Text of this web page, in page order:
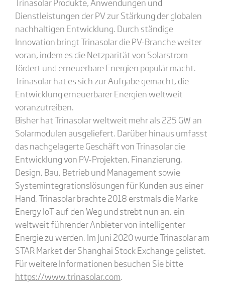
Dienstleistungen der PV zur Stärkung der globalen
nachhaltigen Entwicklung. Durch ständige
Innovation bringt Trinasolar die PV-Branche weiter
voran, indem es die Netzparität von Solarstrom
fördert und erneuerbare Energien populär macht.
Trinasolar hat es sich zur Aufgabe gemacht, die
Entwicklung erneuerbarer Energien weltweit
voranzutreiben.
Bisher hat Trinasolar weltweit mehr als 225 GW an
Solarmodulen ausgeliefert. Darüber hinaus umfasst
das nachgelagerte Geschäft von Trinasolar die
Entwicklung von PV-Projekten, Finanzierung,
Design, Bau, Betrieb und Management sowie
Systemintegrationslösungen für Kunden aus einer
Hand. Trinasolar brachte 2018 erstmals die Marke
Energy IoT auf den Weg und strebt nun an, ein
weltweit führender Anbieter von intelligenter
Energie zu werden. Im Juni 2020 wurde Trinasolar am
STAR Market der Shanghai Stock Exchange gelistet.
Für weitere Informationen besuchen Sie bitte
https://www.trinasolar.com.